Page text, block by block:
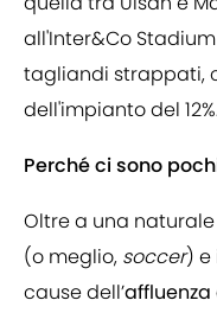
all'Inter&Co
tagliandi strappati,
dell'impianto del
Perché ci sono
Oltre a una naturale
(o meglio, soccer) e
cause dell’